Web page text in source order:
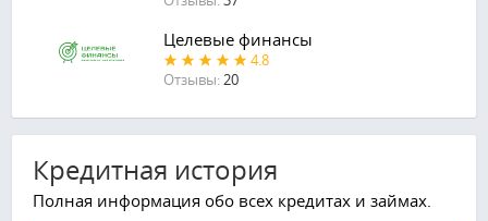
Целевые финансы
4.8
Отзывы:20
Кредитная история
Полная информация обо всех кредитах и займах.